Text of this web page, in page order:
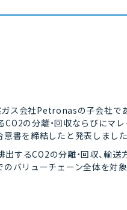
ガス会社Petronasの子会社
CO2の分離・回収ならびに
書を締結したと発表しまし
するCO2の分離・回収、輸
バリューチェーン全体を対